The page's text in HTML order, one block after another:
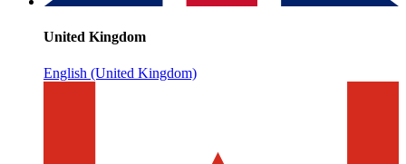
United Kingdom
English (United Kingdom)